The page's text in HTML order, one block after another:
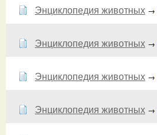
Энциклопедия животных →
Энциклопедия животных →
Энциклопедия животных →
Энциклопедия животных →